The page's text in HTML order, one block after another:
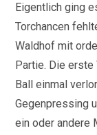
Eigentlich ging
Torchancen
Waldhof mit
Partie. Die
Ball einmal
Gegenpressing
ein oder andere